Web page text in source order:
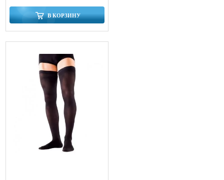
В КОРЗИНУ